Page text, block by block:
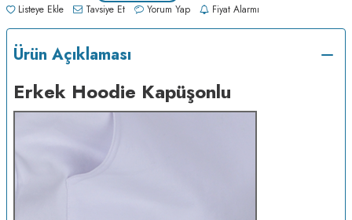
Listeye Ekle Tavsiye Et Yorum Yap Fiyat Alarmı
Ürün Açıklaması
Erkek Hoodie Kapüşonlu